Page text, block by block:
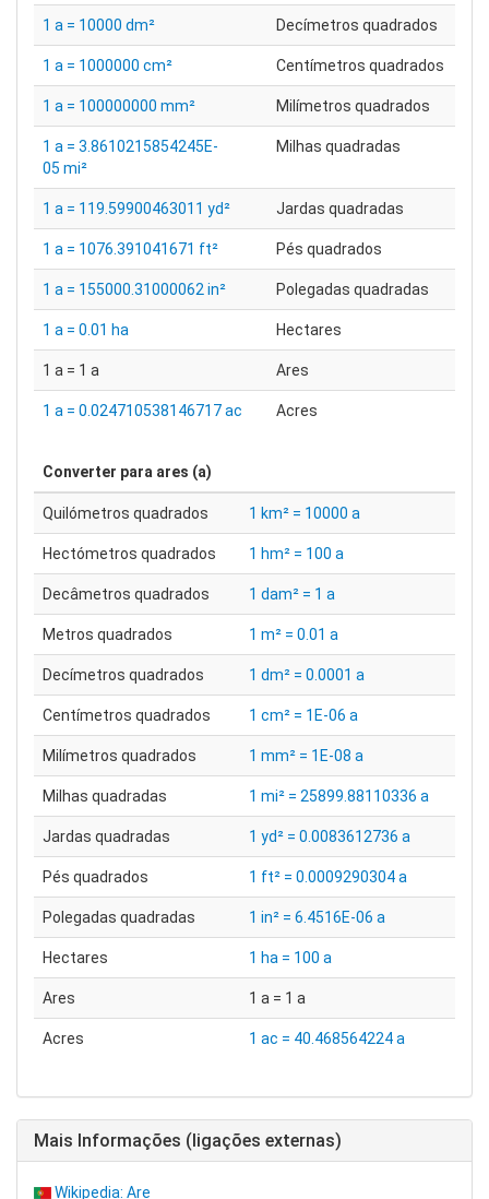
1 a = 10000 dm² Decímetros quadrados
1 a = 1000000 cm² Centímetros quadrados
1 a = 100000000 mm² Milímetros quadrados
1 a = 3.8610215854245E-
05 mi²
Milhas quadradas
1 a = 119.59900463011 yd² Jardas quadradas
1 a = 1076.391041671 ft² Pés quadrados
1 a = 155000.31000062 in² Polegadas quadradas
1 a = 0.01 ha Hectares
1 a = 1 a Ares
1 a = 0.024710538146717 ac Acres
Converter para ares (a)
Quilómetros quadrados 1 km² = 10000 a
Hectómetros quadrados 1 hm² = 100 a
Decâmetros quadrados 1 dam² = 1 a
Metros quadrados 1 m² = 0.01 a
Decímetros quadrados 1 dm² = 0.0001 a
Centímetros quadrados 1 cm² = 1E-06 a
Milímetros quadrados 1 mm² = 1E-08 a
Milhas quadradas 1 mi² = 25899.88110336 a
Jardas quadradas 1 yd² = 0.0083612736 a
Pés quadrados 1 ft² = 0.0009290304 a
Polegadas quadradas 1 in² = 6.4516E-06 a
Hectares 1 ha = 100 a
Ares 1 a = 1 a
Acres 1 ac = 40.468564224 a
Mais Informações (ligações externas)
Wikipedia: Are